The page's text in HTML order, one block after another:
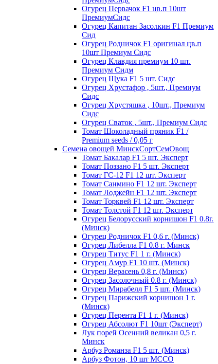
Огурец Первачок F1 цв.п 10шт
ПремиумСидс
Огурец Капитан Засолкин F1 Премиум
Сид
Огурец Родничок F1 оригинал цв.п
10шт Премиум Сидс
Огурец Клавдия премиум 10 шт.
Премиум Сидм
Огурец Щука F1 5 шт. Сидс
Огурец Хрустафор , 5шт., Премиум
Сидс
Огурец Хрустяшка , 10шт., Премиум
Сидс
Огурец Сваток , 5шт., Премиум Сидс
Томат Шоколадный пряник F1 /
Premium seeds / 0,05 г
Семена овощей МинскСортСемОвощ
Томат Бакалар F1 5 шт. Эксперт
Томат Поззано F1 5 шт. Эксперт
Томат ГС-12 F1 12 шт. Эксперт
Томат Санмино F1 12 шт. Эксперт
Томат Лоджейн F1 12 шт. Эксперт
Томат Торквей F1 12 шт. Эксперт
Томат Толстой F1 12 шт. Эксперт
Огурец Белорусский корнишон F1 0.8г.
(Минск)
Огурец Родничок F1 0,6 г. (Минск)
Огурец Либелла F1 0.8 г. Минск
Огурец Титус F1 1 г. (Минск)
Огурец Амур F1 10 шт. (Минск)
Огурец Верасень 0,8 г. (Минск)
Огурец Засолочный 0.8 г. (Минск)
Огурец Мирабелл F1 5 шт. (Минск)
Огурец Парижский корнишон 1 г.
(Минск)
Огурец Перента F1 1 г. (Минск)
Огурец Абсолют F1 10шт (Эксперт)
Лук порей Осенний великан 0,5 г.
Минск
Арбуз Романза F1 5 шт. (Минск)
Арбуз Фотон, 10 шт МССО